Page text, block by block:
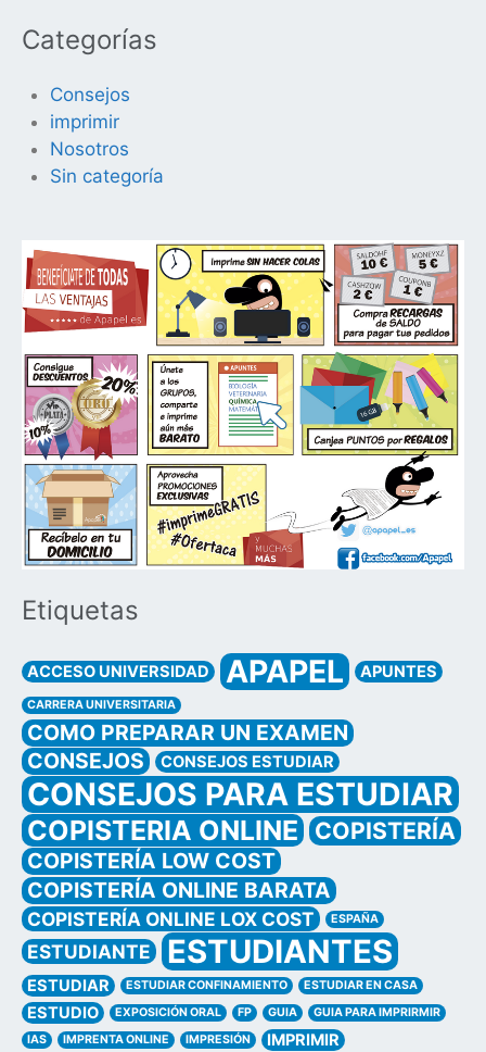
Categorías
Consejos
imprimir
Nosotros
Sin categoría
Etiquetas
ACCESO UNIVERSIDAD APAPEL APUNTES
CARRERA UNIVERSITARIA
COMO PREPARAR UN EXAMEN
CONSEJOS
CONSEJOS ESTUDIAR
CONSEJOS PARA ESTUDIAR
COPISTERIA ONLINE COPISTERÍA
COPISTERÍA LOW COST
COPISTERÍA ONLINE BARATA
COPISTERÍA ONLINE LOX COST ESPAÑA
ESTUDIANTE ESTUDIANTES
ESTUDIAR ESTUDIAR CONFINAMIENTO ESTUDIAR EN CASA
ESTUDIO EXPOSICIÓN ORAL FP GUIA
GUIA PARA IMPRIRMIR
IAS
IMPRENTA ONLINE IMPRESIÓN
IMPRIMIR